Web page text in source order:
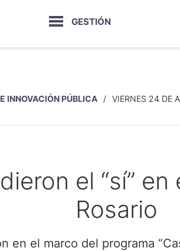
GESTIÓN
INNOVACIÓN PÚBLICA VIERNES 24 DE
el “sí”
Rosario
en el marco del programa